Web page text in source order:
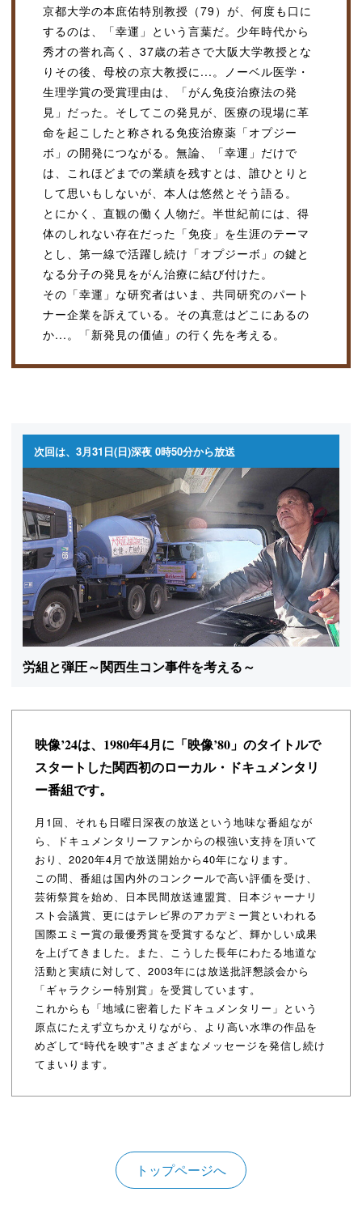
京都大学の本庶佑特別教授（79）が、何度も口に
するのは、「幸運」という言葉だ。少年時代から
秀才の誉れ高く、37歳の若さで大阪大学教授とな
りその後、母校の京大教授に...。ノーベル医学・
生理学賞の受賞理由は、「がん免疫治療法の発
見」だった。そしてこの発見が、医療の現場に革
命を起こしたと称される免疫治療薬「オプジー
ボ」の開発につながる。無論、「幸運」だけで
は、これほどまでの業績を残すとは、誰ひとりと
して思いもしないが、本人は悠然とそう語る。
とにかく、直観の働く人物だ。半世紀前には、得
体のしれない存在だった「免疫」を生涯のテーマ
とし、第一線で活躍し続け「オプジーボ」の鍵と
なる分子の発見をがん治療に結び付けた。
その「幸運」な研究者はいま、共同研究のパート
ナー企業を訴えている。その真意はどこにあるの
か...。「新発見の価値」の行く先を考える。
次回は、3月31日(日)深夜 0時50分から放送
労組と弾圧～関西生コン事件を考える～
映像’24は、1980年4月に「映像’80」のタイトルで
スタートした関西初のローカル・ドキュメンタリ
ー番組です。
月1回、それも日曜日深夜の放送という地味な番組なが
ら、ドキュメンタリーファンからの根強い支持を頂いて
おり、2020年4月で放送開始から40年になります。
この間、番組は国内外のコンクールで高い評価を受け、
芸術祭賞を始め、日本民間放送連盟賞、日本ジャーナリ
スト会議賞、更にはテレビ界のアカデミー賞といわれる
国際エミー賞の最優秀賞を受賞するなど、輝かしい成果
を上げてきました。また、こうした長年にわたる地道な
活動と実績に対して、2003年には放送批評懇談会から
「ギャラクシー特別賞」を受賞しています。
これからも「地域に密着したドキュメンタリー」という
原点にたえず立ちかえりながら、より高い水準の作品を
めざして“時代を映す”さまざまなメッセージを発信し続け
てまいります。
トップページへ